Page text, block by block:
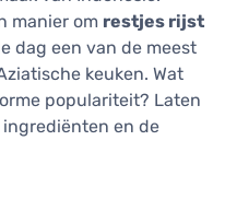
manier om restjes rijst
dag een van de meest
keuken. Wat
populariteit? Laten
en de